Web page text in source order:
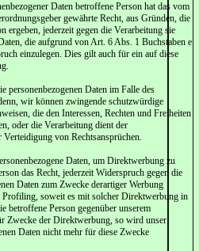
Daten betroffene Person hat das vom
gewährte Recht, aus Gründen, die
ergeben, jederzeit gegen die Verarbeitung sie
die aufgrund von Art. 6 Abs. 1 Buchstaben e
einzulegen. Dies gilt auch für ein auf diese
personenbezogenen Daten im Falle des
wir können zwingende schutzwürdige
die den Interessen, Rechten und Freiheiten
oder die Verarbeitung dient der
von Rechtsansprüchen.
Daten, um Direktwerbung zu
das Recht, jederzeit Widerspruch gegen die
Daten zum Zwecke derartiger Werbung
Profiling, soweit es mit solcher Direktwerbung in
betroffene Person gegenüber unserem
Zwecke der Direktwerbung, so wird unser
Daten nicht mehr für diese Zwecke